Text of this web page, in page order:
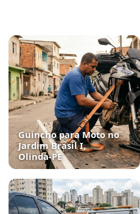
Guincho para Moto no
Jardim Brasil I,
Olinda‑PE